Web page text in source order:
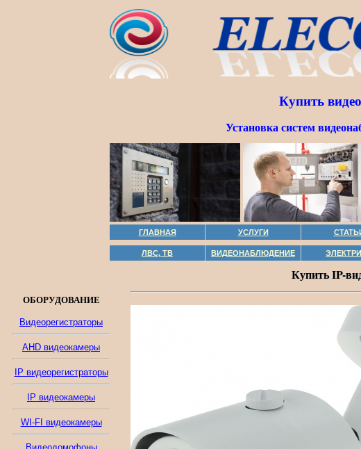
Купить
Установка систем
ГЛАВНАЯ УСЛУГИ
ЛВС, ТВ ВИДЕОНАБЛЮДЕНИЕ
ОБОРУДОВАНИЕ
Видеорегистраторы
AHD видеокамеры
IP видеорегистраторы
IP видеокамеры
WI-FI видеокамеры
Купить IP-